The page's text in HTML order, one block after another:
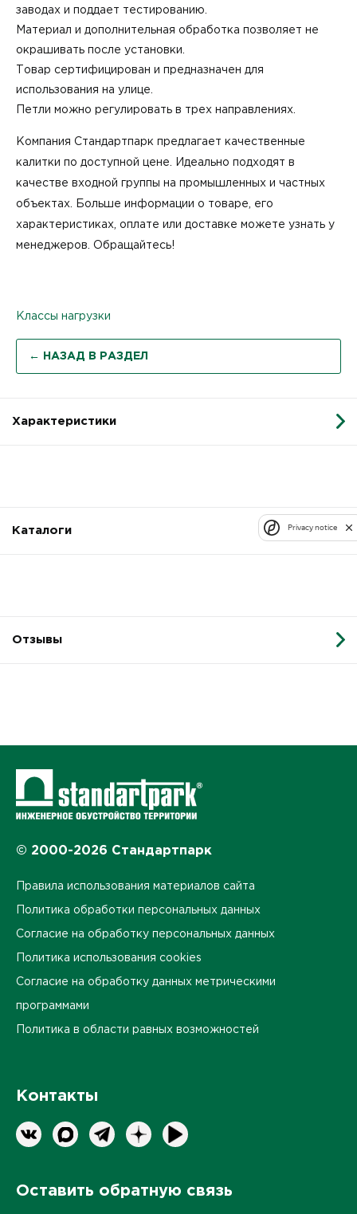
заводах и поддает тестированию.
Материал и дополнительная обработка позволяет не
окрашивать после установки.
Товар сертифицирован и предназначен для
использования на улице.
Петли можно регулировать в трех направлениях.
Компания Стандартпарк предлагает качественные
калитки по доступной цене. Идеально подходят в
качестве входной группы на промышленных и частных
объектах. Больше информации о товаре, его
характеристиках, оплате или доставке можете узнать у
менеджеров. Обращайтесь!
Классы нагрузки
← НАЗАД В РАЗДЕЛ
Характеристики
Каталоги
Отзывы
© 2000-2026 Стандартпарк
Правила использования материалов сайта
Политика обработки персональных данных
Согласие на обработку персональных данных
Политика использования cookies
Согласие на обработку данных метрическими
программами
Политика в области равных возможностей
Контакты
Оставить обратную связь
Privacy notice